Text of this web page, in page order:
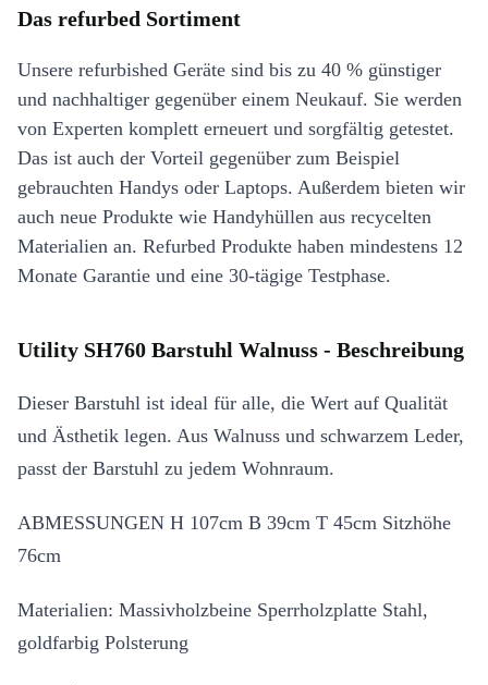
Das refurbed Sortiment
Unsere refurbished Geräte sind bis zu 40 % günstiger
und nachhaltiger gegenüber einem Neukauf. Sie werden
von Experten komplett erneuert und sorgfältig getestet.
Das ist auch der Vorteil gegenüber zum Beispiel
gebrauchten Handys oder Laptops. Außerdem bieten wir
auch neue Produkte wie Handyhüllen aus recycelten
Materialien an. Refurbed Produkte haben mindestens 12
Monate Garantie und eine 30-tägige Testphase.
Utility SH760 Barstuhl Walnuss - Beschreibung
Dieser Barstuhl ist ideal für alle, die Wert auf Qualität
und Ästhetik legen. Aus Walnuss und schwarzem Leder,
passt der Barstuhl zu jedem Wohnraum.
ABMESSUNGEN H 107cm B 39cm T 45cm Sitzhöhe
76cm
Materialien: Massivholzbeine Sperrholzplatte Stahl,
goldfarbig Polsterung